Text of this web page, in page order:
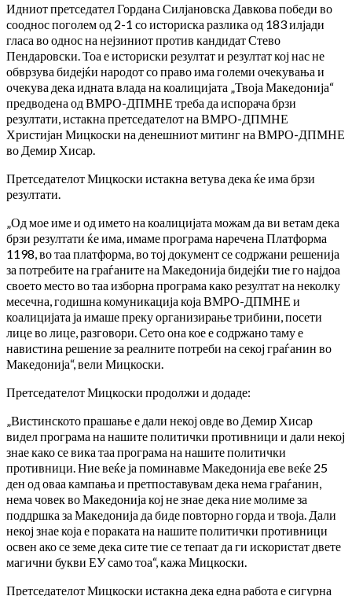
Идниот претседател Гордана Силјановска Давкова победи во
сооднос поголем од 2-1 со историска разлика од 183 илјади
гласа во однос на нејзиниот против кандидат Стево
Пендаровски. Тоа е историски резултат и резултат кој нас не
обврзува бидејќи народот со право има големи очекувања и
очекува дека идната влада на коалицијата „Твоја Македонија“
предводена од ВМРО-ДПМНЕ треба да испорача брзи
резултати, истакна претседателот на ВМРО-ДПМНЕ
Христијан Мицкоски на денешниот митинг на ВМРО-ДПМНЕ
во Демир Хисар.
Претседателот Мицкоски истакна ветува дека ќе има брзи
резултати.
„Од мое име и од името на коалицијата можам да ви ветам дека
брзи резултати ќе има, имаме програма наречена Платформа
1198, во таа платформа, во тој документ се содржани решенија
за потребите на граѓаните на Македонија бидејќи тие го најдоа
своето место во таа изборна програма како резултат на неколку
месечна, годишна комуникација која ВМРО-ДПМНЕ и
коалицијата ја имаше преку организирање трибини, посети
лице во лице, разговори. Сето она кое е содржано таму е
навистина решение за реалните потреби на секој граѓанин во
Македонија“, вели Мицкоски.
Претседателот Мицкоски продолжи и додаде:
„Вистинското прашање е дали некој овде во Демир Хисар
видел програма на нашите политички противници и дали некој
знае како се вика таа програма на нашите политички
противници. Ние веќе ја поминавме Македонија еве веќе 25
ден од оваа кампања и претпоставувам дека нема граѓанин,
нема човек во Македонија кој не знае дека ние молиме за
поддршка за Македонија да биде повторно горда и твоја. Дали
некој знае која е пораката на нашите политички противници
освен ако се земе дека сите тие се тепаат да ги искористат двете
магични букви ЕУ само тоа“, кажа Мицкоски.
Претседателот Мицкоски истакна дека една работа е сигурна